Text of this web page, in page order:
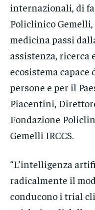
internazionali, di
Policlinico
medicina passi
assistenza, ricerca
ecosistema
persone e per il
Piacentini,
Fondazione
Gemelli IRCCS.
“L’intelligenza
radicalmente il
conducono i trial